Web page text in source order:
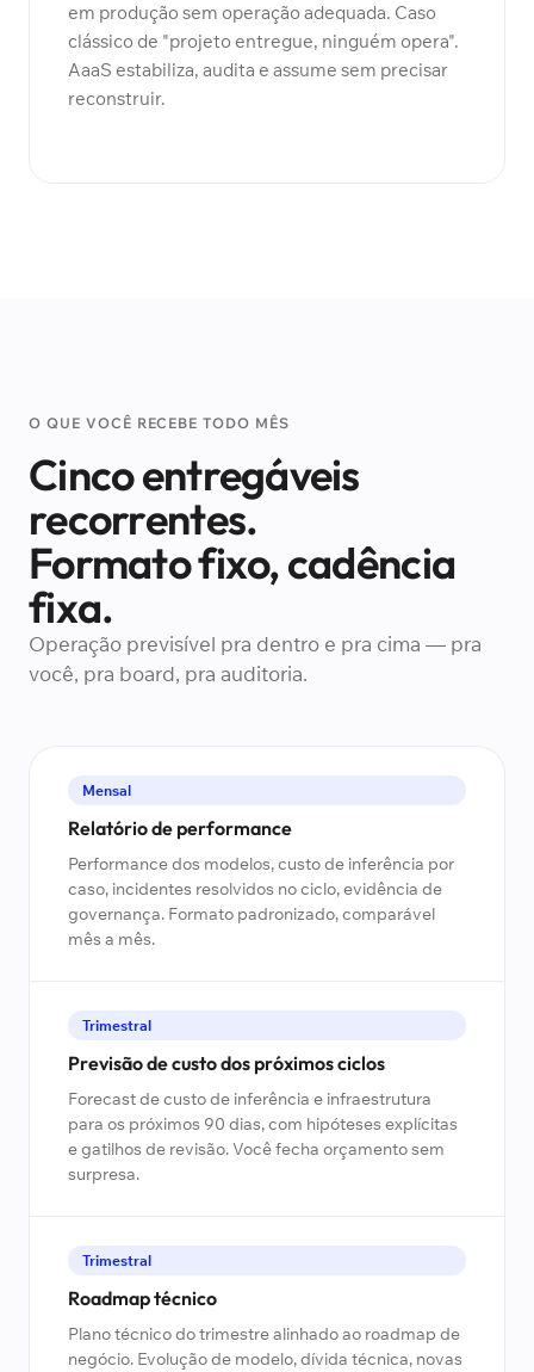
em produção sem operação adequada. Caso
clássico de "projeto entregue, ninguém opera".
AaaS estabiliza, audita e assume sem precisar
reconstruir.
O QUE VOCÊ RECEBE TODO MÊS
Cinco entregáveis
recorrentes.
Formato fixo, cadência
fixa.
Operação previsível pra dentro e pra cima — pra
você, pra board, pra auditoria.
Mensal
Relatório de performance
Performance dos modelos, custo de inferência por
caso, incidentes resolvidos no ciclo, evidência de
governança. Formato padronizado, comparável
mês a mês.
Trimestral
Previsão de custo dos próximos ciclos
Forecast de custo de inferência e infraestrutura
para os próximos 90 dias, com hipóteses explícitas
e gatilhos de revisão. Você fecha orçamento sem
surpresa.
Trimestral
Roadmap técnico
Plano técnico do trimestre alinhado ao roadmap de
negócio. Evolução de modelo, dívida técnica, novas